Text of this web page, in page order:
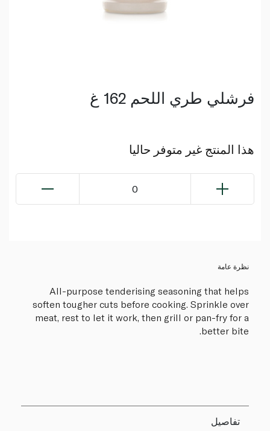
فرشلي طري اللحم 162 غ
هذا المنتج غير متوفر حاليا
0
نظرة عامة
All-purpose tenderising seasoning that helps
soften tougher cuts before cooking. Sprinkle over
meat, rest to let it work, then grill or pan-fry for a
better bite.
تفاصيل